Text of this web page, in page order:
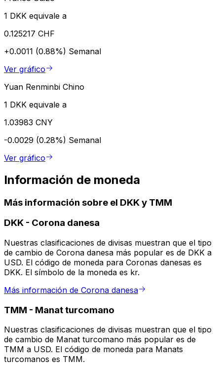
1 DKK equivale a
0.125217 CHF
+0.0011 (0.88%) Semanal
Ver gráfico
Yuan Renminbi Chino
1 DKK equivale a
1.03983 CNY
-0.0029 (0.28%) Semanal
Ver gráfico
Información de moneda
Más información sobre el DKK y TMM
DKK - Corona danesa
Nuestras clasificaciones de divisas muestran que el tipo
de cambio de Corona danesa más popular es de DKK a
USD. El código de moneda para Coronas danesas es
DKK. El símbolo de la moneda es kr.
Más información de Corona danesa
TMM - Manat turcomano
Nuestras clasificaciones de divisas muestran que el tipo
de cambio de Manat turcomano más popular es de
TMM a USD. El código de moneda para Manats
turcomanos es TMM.